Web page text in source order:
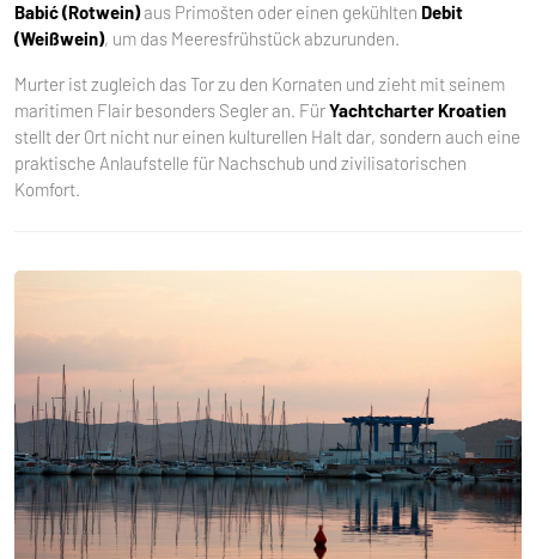
Babić (Rotwein)aus Primošten oder einen gekühlten Debit
(Weißwein), um das Meeresfrühstück abzurunden.
Murter ist zugleich das Tor zu den Kornaten und zieht mit seinem
maritimen Flair besonders Segler an. FürYachtcharter Kroatien
stellt der Ort nicht nur einen kulturellen Halt dar, sondern auch eine
praktische Anlaufstelle für Nachschub und zivilisatorischen
Komfort.